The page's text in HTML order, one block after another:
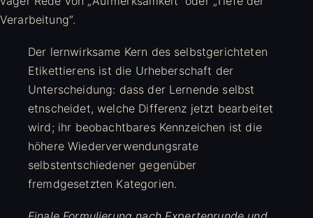
Verarbeitung“.
Der lernwirksame Kern des selbstgerichteten
Etikettierens ist die Urheberschaft der
Unterscheidung: dass der Lernende selbst
etnscheidet, welche Differenz jetzt bearbeitet
wird; ihr beobachtbares Kennzeichen ist die
höhere Wiederverwendungsrate
selbstentschiedener gegenüber
fremdgesetzten Kategorien.